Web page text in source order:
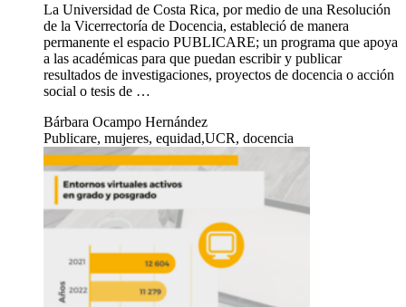
La Universidad de Costa Rica, por medio de una Resolución
de la Vicerrectoría de Docencia, estableció de manera
permanente el espacio PUBLICARE; un programa que apoya
a las académicas para que puedan escribir y publicar
resultados de investigaciones, proyectos de docencia o acción
social o tesis de …
Bárbara Ocampo Hernández
Publicare, mujeres, equidad,UCR, docencia